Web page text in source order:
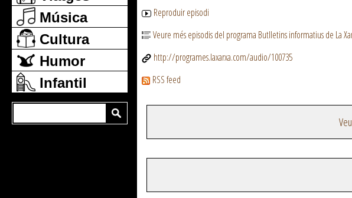
Música
Cultura
Humor
Infantil
Reproduir episodi
Veure més episodis del programa Butlletins informatius de La
http://programes.laxarxa.com/audio/100735
RSS feed